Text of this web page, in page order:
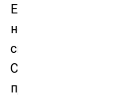
Егор Федоричев.
неизбежного
смыслов и
Создаваемое
причинами, но